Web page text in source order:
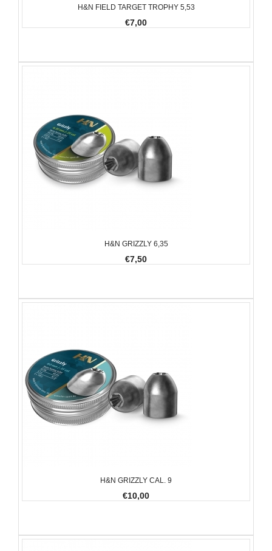
H&N FIELD TARGET TROPHY 5,53
€7,00
H&N GRIZZLY 6,35
€7,50
H&N GRIZZLY CAL. 9
€10,00